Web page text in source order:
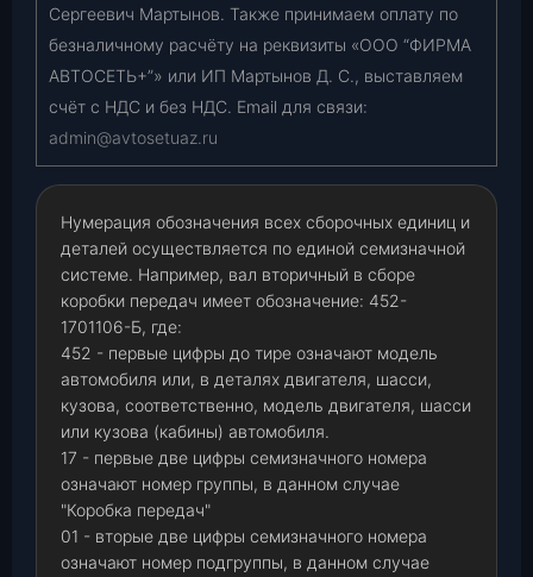
Сергеевич Мартынов. Также принимаем оплату по
безналичному расчёту на реквизиты «ООО “ФИРМА
АВТОСЕТЬ+”» или ИП Мартынов Д. С., выставляем
счёт с НДС и без НДС. Email для связи:
admin@avtosetuaz.ru
Нумерация обозначения всех сборочных единиц и
деталей осуществляется по единой семизначной
системе. Например, вал вторичный в сборе
коробки передач имеет обозначение: 452-
1701106-Б, где:
452 - первые цифры до тире означают модель
автомобиля или, в деталях двигателя, шасси,
кузова, соответственно, модель двигателя, шасси
или кузова (кабины) автомобиля.
17 - первые две цифры семизначного номера
означают номер группы, в данном случае
"Коробка передач"
01 - вторые две цифры семизначного номера
означают номер подгруппы, в данном случае